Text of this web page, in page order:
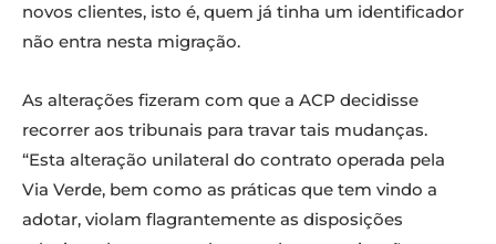
novos clientes, isto é, quem já tinha um identificador
não entra nesta migração.
As alterações fizeram com que a ACP decidisse
recorrer aos tribunais para travar tais mudanças.
“Esta alteração unilateral do contrato operada pela
Via Verde, bem como as práticas que tem vindo a
adotar, violam flagrantemente as disposições